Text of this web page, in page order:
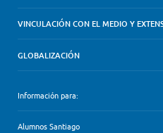
VINCULACIÓN CON EL MEDIO Y
GLOBALIZACIÓN
Información para:
Alumnos Santiago